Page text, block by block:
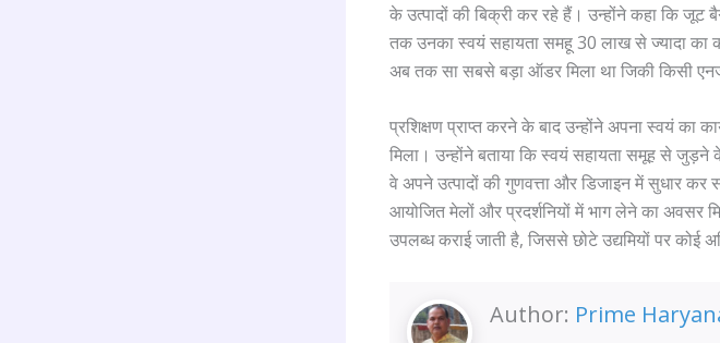
के उत्पादों की बिक्री कर रहे हैं। उन्होंने कहा कि
तक उनका स्वयं सहायता समहू 30 लाख से ज्यादा
अब तक सा सबसे बड़ा ऑडर मिला था जिकी किसी
प्रशिक्षण प्राप्त करने के बाद उन्होंने अपना स्वयं का
मिला। उन्होंने बताया कि स्वयं सहायता समूह से जुड़ने
वे अपने उत्पादों की गुणवत्ता और डिजाइन में सुधार
आयोजित मेलों और प्रदर्शनियों में भाग लेने का अवसर
उपलब्ध कराई जाती है, जिससे छोटे उद्यमियों पर कोई
Author: Prime